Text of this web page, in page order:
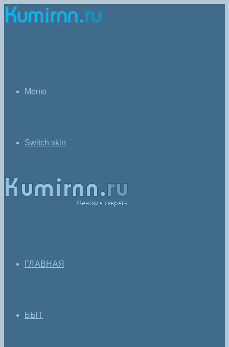
Меню
Switch skin
ГЛАВНАЯ
БЫТ